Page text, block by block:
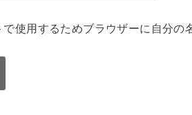
使用するためブラウザーに自分の